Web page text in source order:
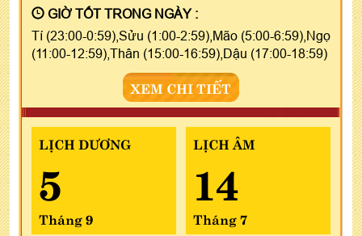
GIỜ TỐT TRONG NGÀY :
Tí (23:00-0:59),Sửu (1:00-2:59),Mão (5:00-6:59),Ngọ
(11:00-12:59),Thân (15:00-16:59),Dậu (17:00-18:59)
XEM CHI TIẾT
LỊCH DƯƠNG
5
Tháng 9
LỊCH ÂM
14
Tháng 7